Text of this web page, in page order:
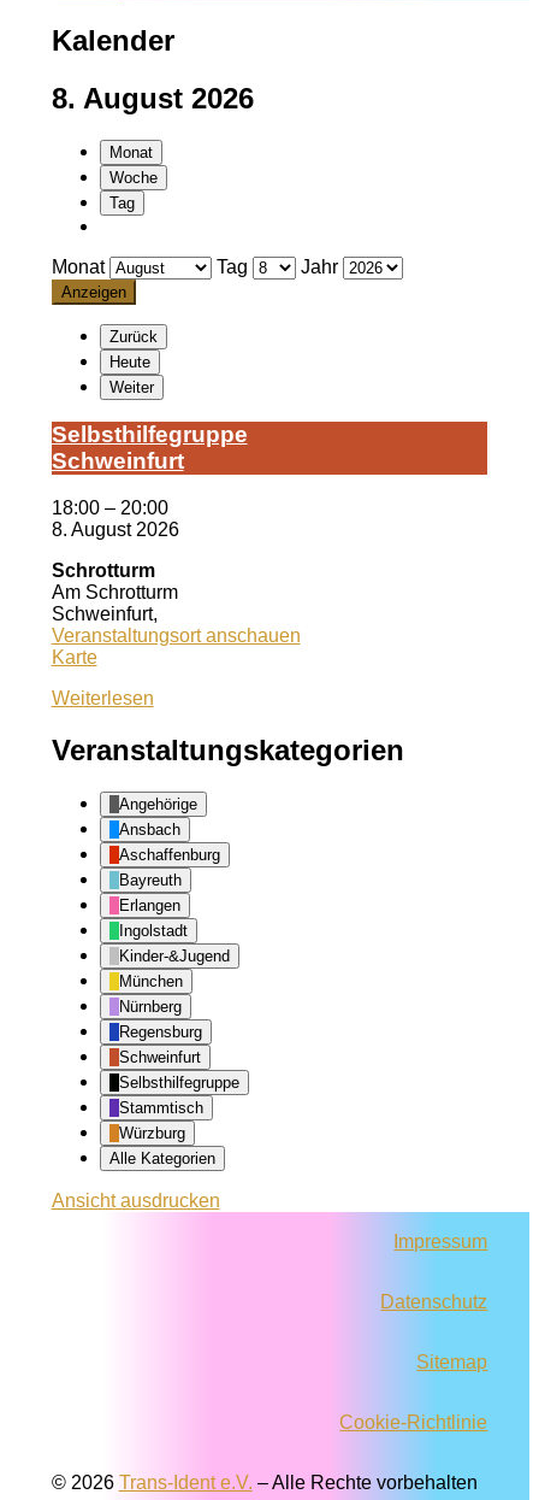
Kalender
8. August 2026
Monat
Woche
Tag
Monat Tag Jahr
Zurück
Heute
Weiter
Selbst­hil­fe­grup­pe
Schwein­furt
18:00 – 20:00
8. August 2026
Schrotturm
Am Schrotturm
Schweinfurt,
Veranstaltungsort anschauen
KarteSchrotturm
Weiterlesen
Veranstaltungskategorien
Angehörige
Ansbach
Aschaffenburg
Bayreuth
Erlangen
Ingolstadt
Kinder-&Jugend
München
Nürnberg
Regensburg
Schweinfurt
Selbsthilfegruppe
Stammtisch
Würzburg
Alle Kategorien
Ansichtausdrucken
Impressum
Datenschutz
Sitemap
Cookie-Richtlinie
© 2026 Trans-Ident e.V. – Alle Rechte vorbehalten